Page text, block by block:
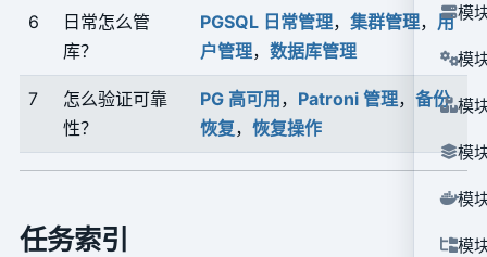
模
模
模
模
模
模
6
日常怎么管
库？
PGSQL 日常管理， 集群管理， 用
户管理， 数据库管理
7
怎么验证可靠
性？
PG 高可用， Patroni 管理， 备份
恢复， 恢复操作
任务索引